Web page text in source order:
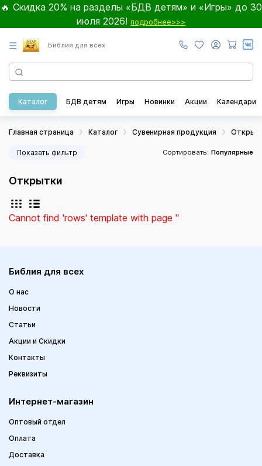
🔥 Скидка 20% на разделы «БДВ детям» и «Игры» до 30
июля 2026! подробнее>>>
☰ Библия для всех
Каталог БДВ детям Игры Новинки Акции Календари
Главная страница Каталог Сувенирная продукция
Показать фильтр Сортировать: Популярные
Открытки
Cannot find 'rows' template with page ''
Библия для всех
О нас
Новости
Статьи
Акции и Скидки
Контакты
Реквизиты
Интернет-магазин
Оптовый отдел
Оплата
Доставка